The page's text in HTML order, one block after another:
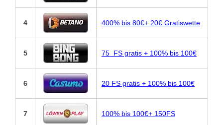
4 400% bis 80€+ 20€ Gratiswette
5 75 FS gratis + 100% bis 100€
6 20 FS gratis + 100% bis 100€
7 100% bis 100€+ 150FS